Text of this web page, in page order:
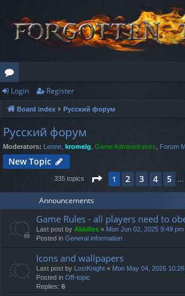
or
u
m
s
Login Register
Board index Русский форум
Русский форум
Moderators: Leone kromelg Game Administrators Forum
New Topic
335 topics Page 1of14
1 2 3 4 5
Announcements
Game Rules - all players need to
Last post by Akkilles « Mon Jun 02, 2025 9:49 pm
Posted in General information
Icons and wallpapers
Last post by LostKnight « Mon May 04, 2026
Posted in Off-topic
Replies: 6